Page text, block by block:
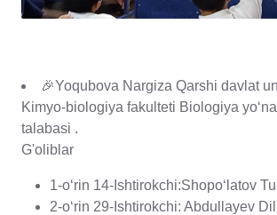
🎉Yoqubova Nargiza Qarshi davlat
Kimyo-biologiya fakulteti Biologiya
talabasi .
G'oliblar
1-oʻrin 14-Ishtirokchi:Shopo‘latov
2-oʻrin 29-Ishtirokchi: Abdullayev